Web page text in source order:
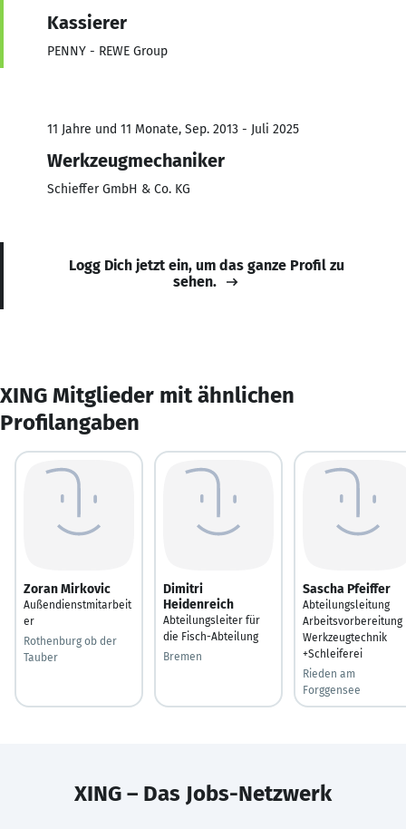
Kassierer
PENNY - REWE Group
11 Jahre und 11 Monate, Sep. 2013 - Juli 2025
Werkzeugmechaniker
Schieffer GmbH & Co. KG
Logg Dich jetzt ein, um das ganze Profil zu
sehen.
XING Mitglieder mit ähnlichen
Profilangaben
Zoran Mirkovic
Außendienstmitarbeit
er
Rothenburg ob der
Tauber
Dimitri
Heidenreich
Abteilungsleiter für
die Fisch-Abteilung
Bremen
Sascha Pfeiffer
Abteilungsleitung
Arbeitsvorbereitung
Werkzeugtechnik
+Schleiferei
Rieden am
Forggensee
XING – Das Jobs-Netzwerk